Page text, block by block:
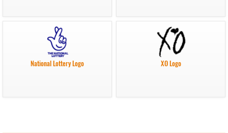
National Lottery Logo XO Logo